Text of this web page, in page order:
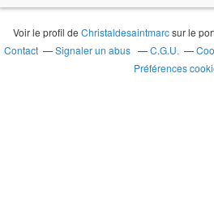
Voir le profil deChristaldesaintmarcsur le
Contact
Signaler un abus C.G.U.
Préférences